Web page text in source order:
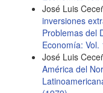
José Luis
inversiones
Problemas del
Economía:
José Luis
América del